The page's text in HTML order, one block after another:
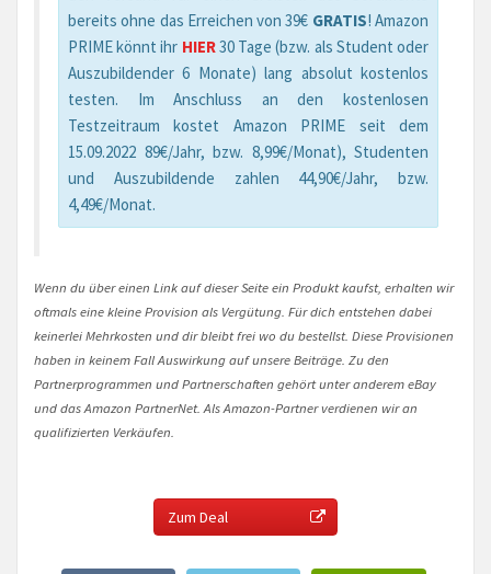
bereits ohne das Erreichen von 39€ GRATIS! Amazon
PRIME könnt ihr HIER30 Tage (bzw. als Student oder
Auszubildender 6 Monate) lang absolut kostenlos
testen. Im Anschluss an den kostenlosen
Testzeitraum kostet Amazon PRIME seit dem
15.09.2022 89€/Jahr, bzw. 8,99€/Monat), Studenten
und Auszubildende zahlen 44,90€/Jahr, bzw.
4,49€/Monat.
Wenn du über einen Link auf dieser Seite ein Produkt kaufst, erhalten wir
oftmals eine kleine Provision als Vergütung. Für dich entstehen dabei
keinerlei Mehrkosten und dir bleibt frei wo du bestellst. Diese Provisionen
haben in keinem Fall Auswirkung auf unsere Beiträge. Zu den
Partnerprogrammen und Partnerschaften gehört unter anderem eBay
und das Amazon PartnerNet. Als Amazon-Partner verdienen wir an
qualifizierten Verkäufen.
Zum Deal